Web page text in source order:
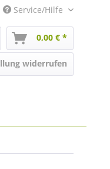
Service/Hilfe
0,00 € *
widerrufen